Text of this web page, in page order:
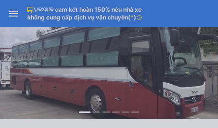
cam kết hoàn 150% nếu nhà xe
không cung cấp dịch vụ vận chuyển(*)info